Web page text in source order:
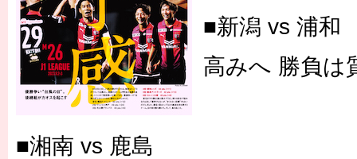
■新潟 vs 浦和
高みへ 勝負は
■湘南 vs 鹿島